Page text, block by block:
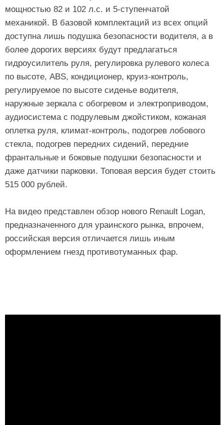
мощностью 82 и 102 л.с. и 5-ступенчатой
механикой. В базовой комплектаций из всех опций
доступна лишь подушка безопасности водителя, а в
более дорогих версиях будут предлагаться
гидроусилитель руля, регулировка рулевого колеса
по высоте, ABS, кондиционер, круиз-контроль,
регулируемое по высоте сиденье водителя,
наружные зеркала с обогревом и электроприводом,
аудиосистема с подрулевым джойстиком, кожаная
оплетка руля, климат-контроль, подогрев лобового
стекла, подогрев передних сидений, передние
франтальные и боковые подушки безопасности и
даже датчики парковки. Топовая версия будет стоить
515 000 рублей.
На видео представлен обзор нового Renault Logan,
предназначенного для ураинского рынка, впрочем,
российская версия отличается лишь иным
оформлением гнезд противотуманных фар.